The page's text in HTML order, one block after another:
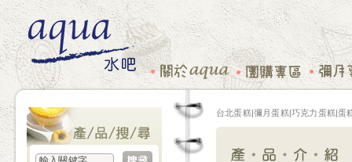
台北蛋糕|彌月蛋糕|巧克力蛋糕|蛋